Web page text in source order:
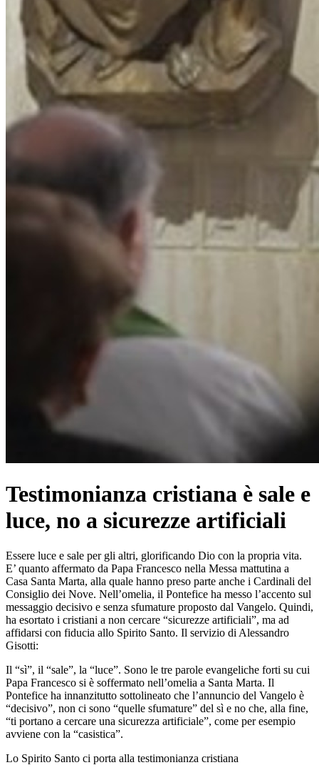
Testimonianza cristiana è sale e
luce, no a sicurezze artificiali
Essere luce e sale per gli altri, glorificando Dio con la propria vita.
E’ quanto affermato da Papa Francesco nella Messa mattutina a
Casa Santa Marta, alla quale hanno preso parte anche i Cardinali del
Consiglio dei Nove. Nell’omelia, il Pontefice ha messo l’accento sul
messaggio decisivo e senza sfumature proposto dal Vangelo. Quindi,
ha esortato i cristiani a non cercare “sicurezze artificiali”, ma ad
affidarsi con fiducia allo Spirito Santo. Il servizio di Alessandro
Gisotti:
Il “sì”, il “sale”, la “luce”. Sono le tre parole evangeliche forti su cui
Papa Francesco si è soffermato nell’omelia a Santa Marta. Il
Pontefice ha innanzitutto sottolineato che l’annuncio del Vangelo è
“decisivo”, non ci sono “quelle sfumature” del sì e no che, alla fine,
“ti portano a cercare una sicurezza artificiale”, come per esempio
avviene con la “casistica”.
Lo Spirito Santo ci porta alla testimonianza cristiana